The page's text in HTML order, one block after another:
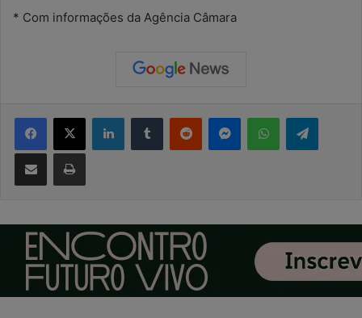
* Com informações da Agência Câmara